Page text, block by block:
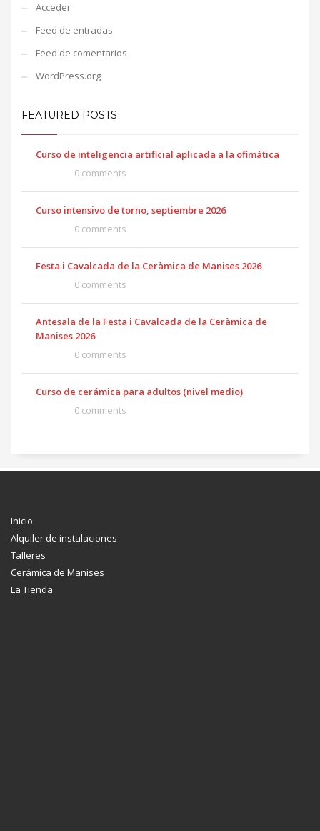
Acceder
Feed de entradas
Feed de comentarios
WordPress.org
FEATURED POSTS
Curso de inteligencia artificial aplicada a la ofimática
0 comments
Curso intensivo de torno, septiembre 2026
0 comments
Festa i Cavalcada de la Ceràmica de Manises 2026
0 comments
Antesala de la Festa i Cavalcada de la Ceràmica de
Manises 2026
0 comments
Curso de cerámica para adultos (nivel medio)
0 comments
Inicio
Alquiler de instalaciones
Talleres
Cerámica de Manises
La Tienda